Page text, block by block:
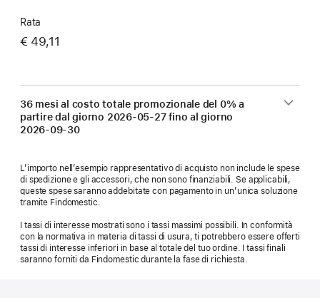
Rata
€ 49,11
36 mesi al costo totale promozionale del 0% a
partire dal giorno 2026-05-27fino al giorno
2026-09-30
L’importo nell’esempio rappresentativo di acquisto non include le spese
di spedizione e gli accessori, che non sono finanziabili. Se applicabili,
queste spese saranno addebitate con pagamento in un’unica soluzione
tramite Findomestic.
I tassi di interesse mostrati sono i tassi massimi possibili. In conformità
con la normativa in materia di tassi di usura, ti potrebbero essere offerti
tassi di interesse inferiori in base al totale del tuo ordine. I tassi finali
saranno forniti da Findomestic durante la fase di richiesta.